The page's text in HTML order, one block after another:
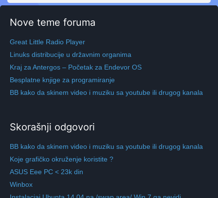
Nove teme foruma
Great Little Radio Player
Linuks distribucije u državnim organima
Kraj za Antergos – Početak za Endevor OS
Besplatne knjige za programiranje
BB kako da skinem video i muziku sa youtube ili drugog kanala
Skorašnji odgovori
BB kako da skinem video i muziku sa youtube ili drugog kanala
Koje grafičko okruženje koristite ?
ASUS Eee PC < 23k din
Winbox